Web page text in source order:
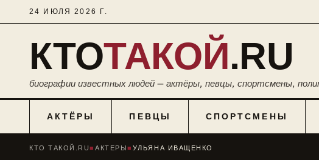
24 ИЮЛЯ 2026 Г.
КТОТАКОЙ.RU
биографии известных людей — актёры, певцы, спортсмены,
АКТЁРЫ ПЕВЦЫ СПОРТСМЕНЫ
КТО ТАКОЙ.RU■АКТЕРЫ■ УЛЬЯНА ИВАЩЕНКО